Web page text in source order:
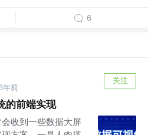
6
年前
关注
的前端实现
收到一些数据大屏